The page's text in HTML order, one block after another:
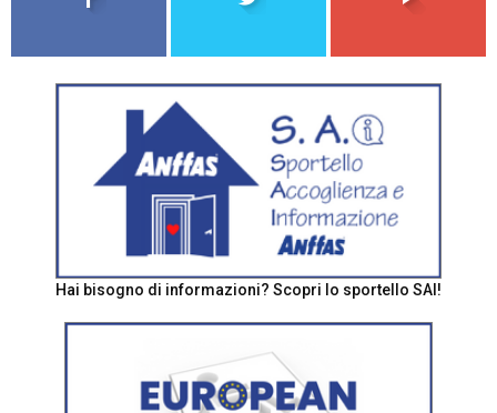
Hai bisogno di informazioni? Scopri lo sportello SAI!